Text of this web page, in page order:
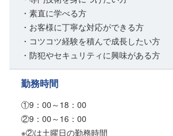
・素直に学べる方
・お客様に丁寧な対応ができる方
・コツコツ経験を積んで成長したい方
・防犯やセキュリティに興味がある方
勤務時間
①9：00～18：00
②9：00～16：00
※②は土曜日の勤務時間